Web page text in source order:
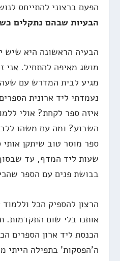
הפעם ברצוני להתייחס
הבעיות שבהם נתקלים
הבעיה הראשונה היא שיש
מושג מאיפה להתחיל. אני
מגיע לבית המדרש עם שעה
נעמדתי ליד ארונית
איזה ספר לקחת? אולי
השבוע? ומה עם משהו
ספר מוסר טוב שיתקן אותי
שעות ליד המדף, עד
בבושת פנים עם הספר
הרצון להספיק הכל
אותנו בלי שום
הכנסת ליד ארון הספרים
ה'הפסקות' בתפילה הייתי